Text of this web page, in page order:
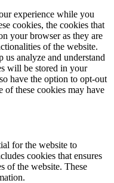
experience while you
cookies, the cookies that
your browser as they are
of the website.
us analyze and understand
will be stored in your
have the option to opt-out
of these cookies may have
for the website to
cookies that ensures
of the website. These